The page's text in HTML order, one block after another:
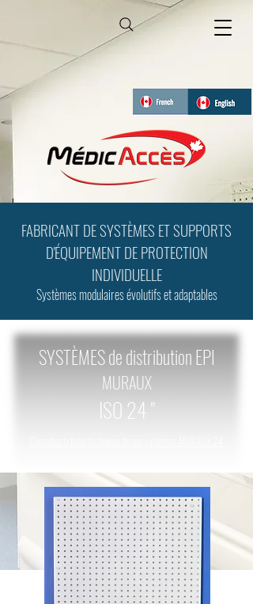
FABRICANT DE SYSTÈMES ET SUPPORTS
D'ÉQUIPEMENT DE PROTECTION
INDIVIDUELLE
Systèmes modulaires évolutifs et adaptables
SYSTÈMES de distribution EPI
MURAUX
ISO 24 "